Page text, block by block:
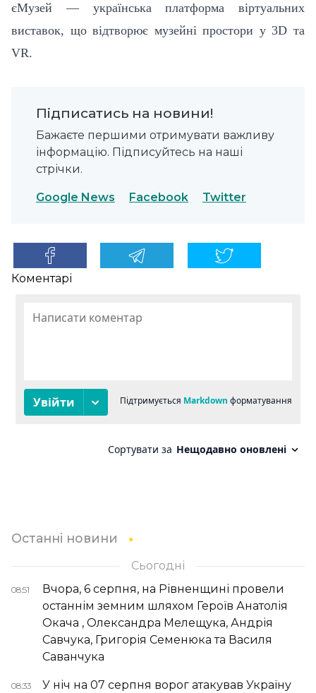
єМузей — українська платформа віртуальних
виставок, що відтворює музейні простори у 3D та
VR.
Підписатись на новини!
Бажаєте першими отримувати важливу
інформацію. Підписуйтесь на наші
стрічки.
Google News Facebook Twitter
Коментарі
Останні новини
Сьогодні
08:51
Вчора, 6 серпня, на Рівненщині провели
останнім земним шляхом Героїв Анатолія
Окача , Олександра Мелещука, Андрія
Савчука, Григорія Семенюка та Василя
Саванчука
08:33
У ніч на 07 серпня ворог атакував Україну